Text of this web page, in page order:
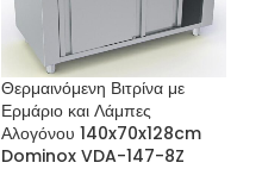
Θερμαινόμενη Βιτρίνα με
Ερμάριο και Λάμπες
Αλογόνου 140x70x128cm
Dominox VDA-147-8Z